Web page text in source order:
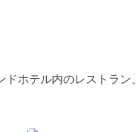
ドホテル内のレストラ